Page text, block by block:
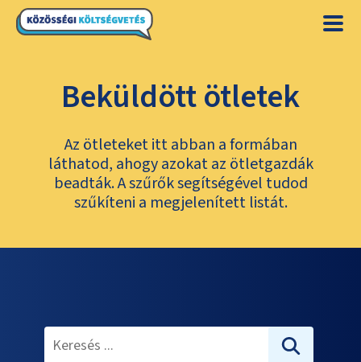
Beküldött ötletek
Az ötleteket itt abban a formában
láthatod, ahogy azokat az ötletgazdák
beadták. A szűrők segítségével tudod
szűkíteni a megjelenített listát.